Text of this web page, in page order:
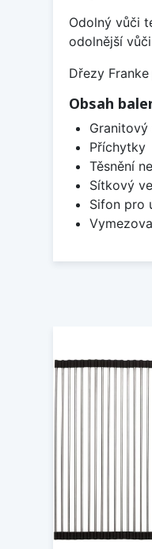
Odolný vůči
odolnější
Dřezy
Obsah
Granitový
Příchytky
Těsnění
Sítkový
Sifon pro